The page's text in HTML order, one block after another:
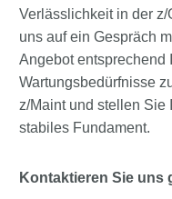
Verlässlichkeit in der
uns auf ein Gespräch
Angebot entsprechend
Wartungsbedürfnisse
z/Maint und stellen Sie
stabiles Fundament.
Kontaktieren Sie uns